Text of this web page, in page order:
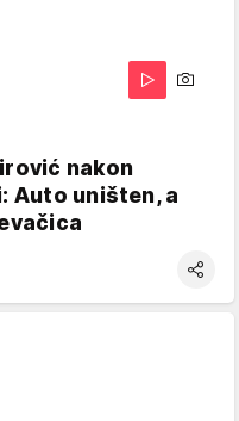
nakon
Auto uništen, a